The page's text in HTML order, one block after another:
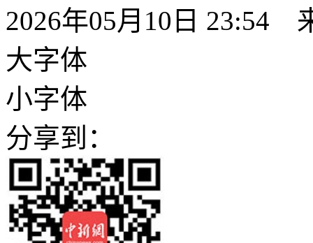
2026年05月10日 23:54
大字体
小字体
分享到：